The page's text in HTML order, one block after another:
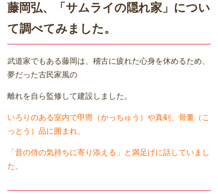
藤岡弘、「サムライの隠れ家」につい
て調べてみました。
武道家でもある藤岡は、稽古に疲れた心身を休めるため、
夢だった古民家風の
離れを自ら監修して建設しました。
いろりのある室内で甲冑（かっちゅう）や真剣、骨董（こ
っとう）品に囲まれ、
「昔の侍の気持ちに寄り添える」と満足げに話していまし
た。